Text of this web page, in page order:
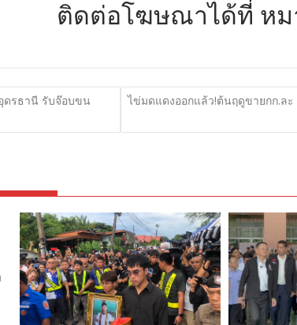
ติดต่อโฆษณาได้ที่ หมายเล
ดรธานี รับจ๊อบขน
ไข่มดแดงออกแล้ว!ต้นฤดูขายกก.ล